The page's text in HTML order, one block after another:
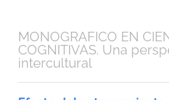
MONOGRAFICO EN
COGNITIVAS. Una
intercultural